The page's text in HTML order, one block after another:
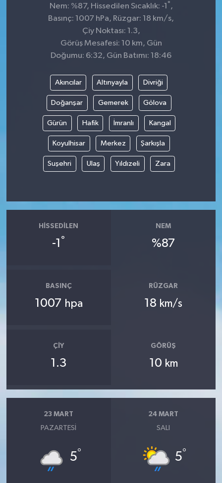
Nem: %87, Hissedilen Sıcaklık: -1 °,
Basınç: 1007 hPa, Rüzgar: 18 km/s,
Çiy Noktası: 1.3,
Görüş Mesafesi: 10 km, Gün
Doğumu: 6:32, Gün Batımı: 18:46
Akıncılar Altınyayla Divriği
Doğanşar Gemerek Gölova
Gürün Hafik İmranlı Kangal
Koyulhisar Merkez Şarkışla
Suşehri Ulaş Yıldızeli Zara
HISSEDILEN
-1 °
NEM
%87
BASINÇ
1007 hpa
RÜZGAR
18 km/s
ÇIY
1.3
GÖRÜŞ
10 km
23 MART
PAZARTESI
5°
24 MART
SALI
5°